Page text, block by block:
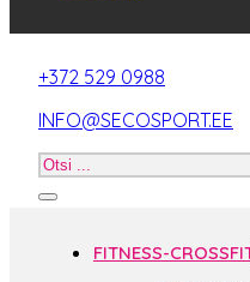
+372 529 0988
INFO@SECOSPORT.EE
Otsi
FITNESS-